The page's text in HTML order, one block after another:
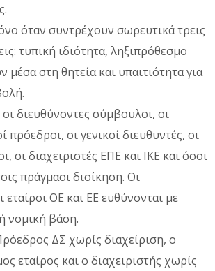
όταν συντρέχουν σωρευτικά τρεις
τυπική ιδιότητα, ληξιπρόθεσμο
μέσα στη θητεία και υπαιτιότητα για
διευθύνοντες σύμβουλοι, οι
πρόεδροι, οι γενικοί διευθυντές, οι
οι διαχειριστές ΕΠΕ και ΙΚΕ και όσοι
πράγμασι διοίκηση. Οι
ΟΕ και ΕΕ ευθύνονται με
νομική βάση.
ΔΣ χωρίς διαχείριση, ο
εταίρος και ο διαχειριστής χωρίς